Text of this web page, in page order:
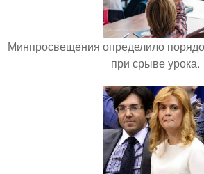
Минпросвещения определило
при срыве урока.